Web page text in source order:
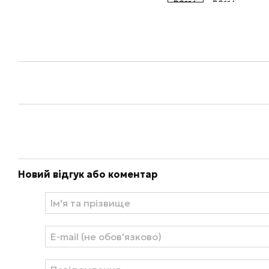
Новий відгук або коментар